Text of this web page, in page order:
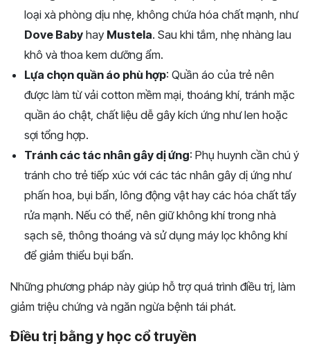
loại xà phòng dịu nhẹ, không chứa hóa chất mạnh, như
Dove Baby hay Mustela. Sau khi tắm, nhẹ nhàng lau
khô và thoa kem dưỡng ẩm.
Lựa chọn quần áo phù hợp: Quần áo của trẻ nên
được làm từ vải cotton mềm mại, thoáng khí, tránh mặc
quần áo chật, chất liệu dễ gây kích ứng như len hoặc
sợi tổng hợp.
Tránh các tác nhân gây dị ứng: Phụ huynh cần chú ý
tránh cho trẻ tiếp xúc với các tác nhân gây dị ứng như
phấn hoa, bụi bẩn, lông động vật hay các hóa chất tẩy
rửa mạnh. Nếu có thể, nên giữ không khí trong nhà
sạch sẽ, thông thoáng và sử dụng máy lọc không khí
để giảm thiểu bụi bẩn.
Những phương pháp này giúp hỗ trợ quá trình điều trị, làm
giảm triệu chứng và ngăn ngừa bệnh tái phát.
Điều trị bằng y học cổ truyền